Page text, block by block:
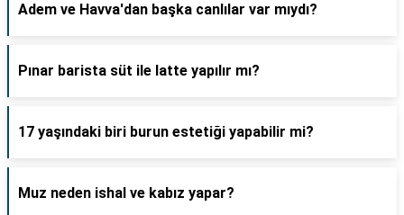
Adem ve Havva'dan başka canlılar var mıydı?
Pınar barista süt ile latte yapılır mı?
17 yaşındaki biri burun estetiği yapabilir mi?
Muz neden ishal ve kabız yapar?